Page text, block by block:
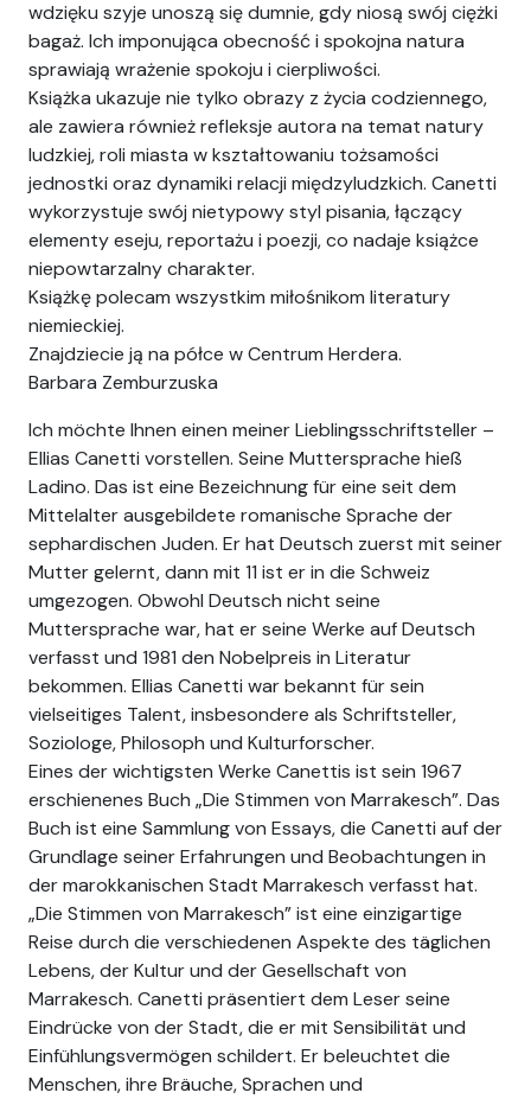
wdzięku szyje unoszą się dumnie, gdy niosą swój ciężki
bagaż. Ich imponująca obecność i spokojna natura
sprawiają wrażenie spokoju i cierpliwości.
Książka ukazuje nie tylko obrazy z życia codziennego,
ale zawiera również refleksje autora na temat natury
ludzkiej, roli miasta w kształtowaniu tożsamości
jednostki oraz dynamiki relacji międzyludzkich. Canetti
wykorzystuje swój nietypowy styl pisania, łączący
elementy eseju, reportażu i poezji, co nadaje książce
niepowtarzalny charakter.
Książkę polecam wszystkim miłośnikom literatury
niemieckiej.
Znajdziecie ją na półce w Centrum Herdera.
Barbara Zemburzuska
Ich möchte Ihnen einen meiner Lieblingsschriftsteller –
Ellias Canetti vorstellen. Seine Muttersprache hieß
Ladino. Das ist eine Bezeichnung für eine seit dem
Mittelalter ausgebildete romanische Sprache der
sephardischen Juden. Er hat Deutsch zuerst mit seiner
Mutter gelernt, dann mit 11 ist er in die Schweiz
umgezogen. Obwohl Deutsch nicht seine
Muttersprache war, hat er seine Werke auf Deutsch
verfasst und 1981 den Nobelpreis in Literatur
bekommen. Ellias Canetti war bekannt für sein
vielseitiges Talent, insbesondere als Schriftsteller,
Soziologe, Philosoph und Kulturforscher.
Eines der wichtigsten Werke Canettis ist sein 1967
erschienenes Buch „Die Stimmen von Marrakesch”. Das
Buch ist eine Sammlung von Essays, die Canetti auf der
Grundlage seiner Erfahrungen und Beobachtungen in
der marokkanischen Stadt Marrakesch verfasst hat.
„Die Stimmen von Marrakesch” ist eine einzigartige
Reise durch die verschiedenen Aspekte des täglichen
Lebens, der Kultur und der Gesellschaft von
Marrakesch. Canetti präsentiert dem Leser seine
Eindrücke von der Stadt, die er mit Sensibilität und
Einfühlungsvermögen schildert. Er beleuchtet die
Menschen, ihre Bräuche, Sprachen und